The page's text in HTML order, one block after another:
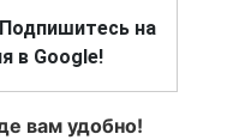
на
в Google!
вам удобно!